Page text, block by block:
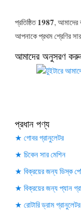
প্রতিষ্ঠিত1987, আমাদের
আপনাকে প্রথম শ্রেণির সার
আমাদের অনুসরণ
প্রধান পণ্য
গোবর গ্রানুলেটর
চিকেন সার মেশিন
বিক্রয়ের জন্য ডিস্ক
বিক্রয়ের জন্য প্যান
রোটারি ড্রাম গ্রানুলেটর